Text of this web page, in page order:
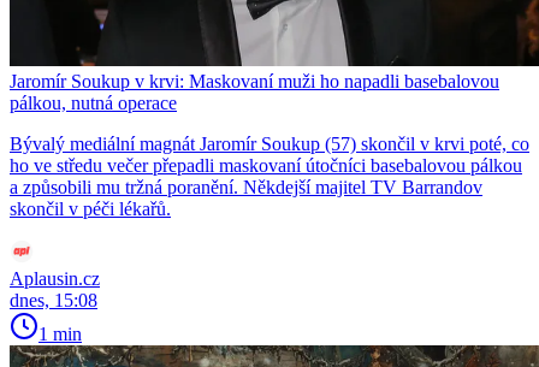
Jaromír Soukup v krvi: Maskovaní muži ho napadli basebalovou
pálkou, nutná operace
Bývalý mediální magnát Jaromír Soukup (57) skončil v krvi poté, co
ho ve středu večer přepadli maskovaní útočníci basebalovou pálkou
a způsobili mu tržná poranění. Někdejší majitel TV Barrandov
skončil v péči lékařů.
Aplausin.cz
dnes, 15:08
1 min